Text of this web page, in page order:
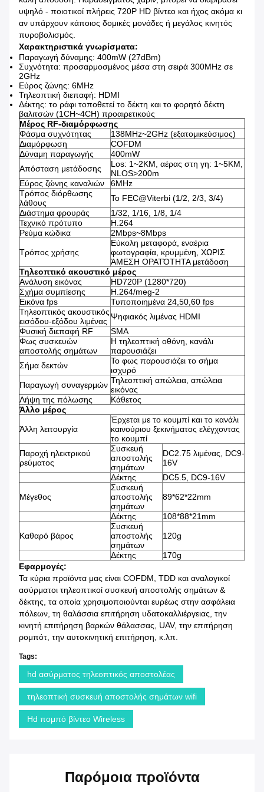
υψηλό - ποιοτικοί πλήρεις 720P HD βίντεο και ήχος ακόμα κι
αν υπάρχουν κάποιος δομικές μονάδες ή μεγάλος κινητός
πυροβολισμός.
Χαρακτηριστικά γνωρίσματα:
Παραγωγή δύναμης: 400mW (27dBm)
Συχνότητα: προσαρμοσμένος μέσα στη σειρά 300MHz σε
2GHz
Εύρος ζώνης: 6MHz
Τηλεοπτική διεπαφή: HDMI
Δέκτης: το ράφι τοποθετεί το δέκτη και το φορητό δέκτη
βαλιτσών (1CH~4CH) προαιρετικούς
Μέρος RF-διαμόρφωσης
Φάσμα συχνότητας
138MHz~2GHz (εξατομικεύσιμος)
Διαμόρφωση
COFDM
Δύναμη παραγωγής
400mW
Απόσταση μετάδοσης
Los: 1~2KM, αέρας στη γη: 1~5KM,
NLOS>200m
Εύρος ζώνης καναλιών
6MHz
Τρόπος διόρθωσης
λάθους
Το FEC@Viterbi (1/2, 2/3, 3/4)
Διάστημα φρουράς
1/32, 1/16, 1/8, 1/4
Τεχνικό πρότυπο
H.264
Ρεύμα κώδικα
2Mbps~8Mbps
Τρόπος χρήσης
Εύκολη μεταφορά, εναέρια
φωτογραφία, κρυμμένη, ΧΩΡΙΣ
ΆΜΕΣΗ ΟΡΑΤΌΤΗΤΑ μετάδοση
Τηλεοπτικό ακουστικό μέρος
Ανάλυση εικόνας
HD720P (1280*720)
Σχήμα συμπίεσης
H.264/meg-2
Εικόνα fps
Τυποποιημένα 24,50,60 fps
Τηλεοπτικός ακουστικός
εισόδου-εξόδου λιμένας Ψηφιακός λιμένας HDMI
Φυσική διεπαφή RF
SMA
Φως συσκευών
αποστολής σημάτων
Η τηλεοπτική οθόνη, κανάλι
παρουσιάζει
Σήμα δεκτών
Το φως παρουσιάζει το σήμα
ισχυρό
Παραγωγή συναγερμών Τηλεοπτική απώλεια, απώλεια
εικόνας
Λήψη της πόλωσης
Κάθετος
Άλλο μέρος
Άλλη λειτουργία
Έρχεται με το κουμπί και το κανάλι
καινούριου ξεκινήματος ελέγχοντας
το κουμπί
Παροχή ηλεκτρικού
ρεύματος
Συσκευή
αποστολής
σημάτων
DC2.75 λιμένας, DC9-
16V
Δέκτης
DC5.5, DC9-16V
Μέγεθος
Συσκευή
αποστολής
σημάτων
89*62*22mm
Δέκτης 108*88*21mm
Καθαρό βάρος
Συσκευή
αποστολής
σημάτων
120g
Δέκτης
170g
Εφαρμογές:
Τα κύρια προϊόντα μας είναι COFDM, TDD και αναλογικοί
ασύρματοι τηλεοπτικοί συσκευή αποστολής σημάτων &
δέκτης, τα οποία χρησιμοποιούνται ευρέως στην ασφάλεια
πόλεων, τη θαλάσσια επιτήρηση υδατοκαλλιέργειας, την
κινητή επιτήρηση βαρκών θάλασσας, UAV, την επιτήρηση
ρομπότ, την αυτοκινητική επιτήρηση, κ.λπ.
Tags:
hd ασύρματος τηλεοπτικός αποστολέας
τηλεοπτική συσκευή αποστολής σημάτων wifi
Hd πομπό βίντεο Wireless
Παρόμοια προϊόντα